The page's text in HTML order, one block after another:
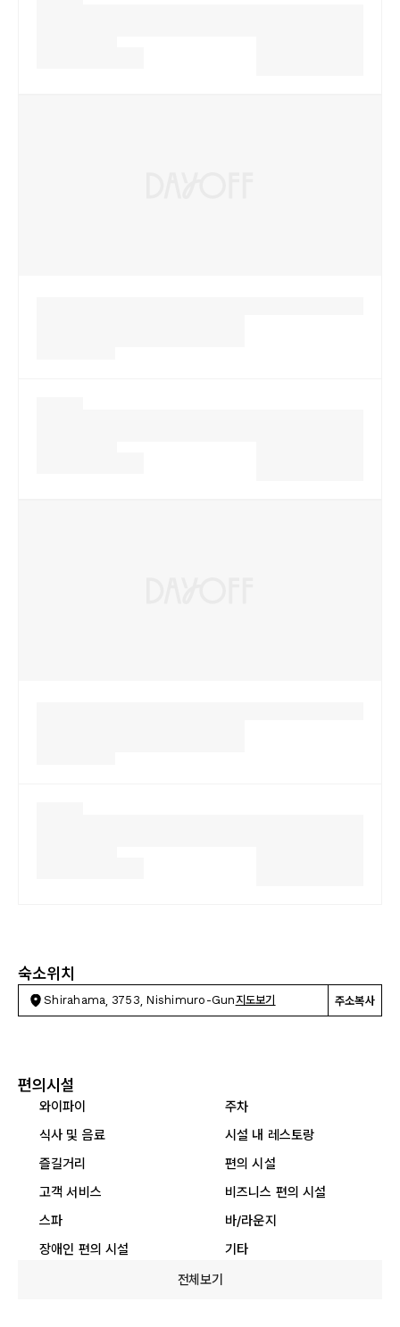
숙소위치
Shirahama, 3753, Nishimuro-Gun 지도보기 주소복사
편의시설
와이파이
주차
식사 및 음료
시설 내 레스토랑
즐길거리
편의 시설
고객 서비스
비즈니스 편의 시설
스파
바/라운지
장애인 편의 시설
기타
전체보기